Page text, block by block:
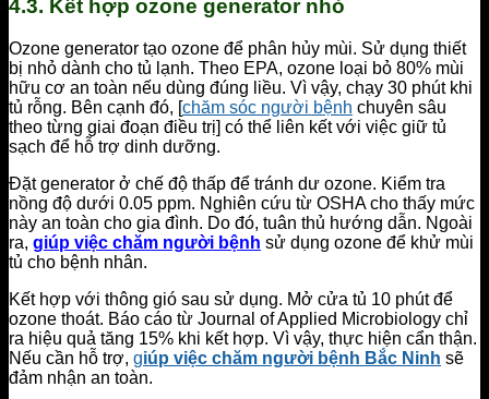
4.3. Kết hợp ozone generator nhỏ
Ozone generator tạo ozone để phân hủy mùi. Sử dụng thiết
bị nhỏ dành cho tủ lạnh. Theo EPA, ozone loại bỏ 80% mùi
hữu cơ an toàn nếu dùng đúng liều. Vì vậy, chạy 30 phút khi
tủ rỗng. Bên cạnh đó, [chăm sóc người bệnh chuyên sâu
theo từng giai đoạn điều trị] có thể liên kết với việc giữ tủ
sạch để hỗ trợ dinh dưỡng.
Đặt generator ở chế độ thấp để tránh dư ozone. Kiểm tra
nồng độ dưới 0.05 ppm. Nghiên cứu từ OSHA cho thấy mức
này an toàn cho gia đình. Do đó, tuân thủ hướng dẫn. Ngoài
ra, giúp việc chăm người bệnh sử dụng ozone để khử mùi
tủ cho bệnh nhân.
Kết hợp với thông gió sau sử dụng. Mở cửa tủ 10 phút để
ozone thoát. Báo cáo từ Journal of Applied Microbiology chỉ
ra hiệu quả tăng 15% khi kết hợp. Vì vậy, thực hiện cẩn thận.
Nếu cần hỗ trợ, giúp việc chăm người bệnh Bắc Ninh sẽ
đảm nhận an toàn.